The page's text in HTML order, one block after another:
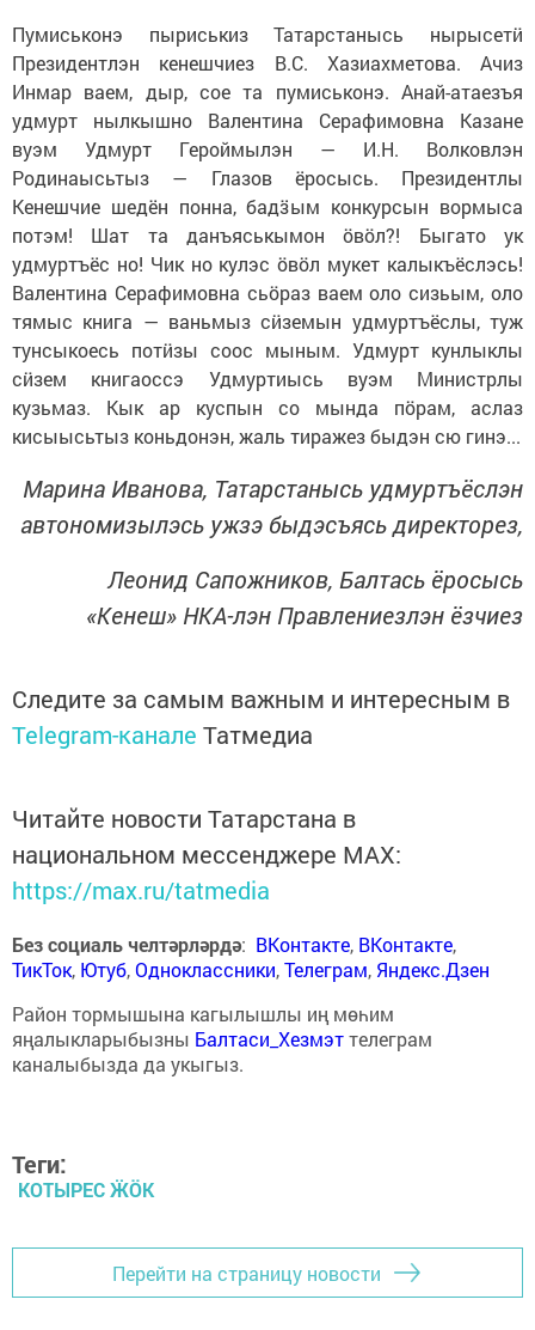
Пумиськонэ пыриськиз Татарстанысь нырысетӥ
Президентлэн кенешчиез В.С. Хазиахметова. Ачиз
Инмар ваем, дыр, сое та пумиськонэ. Анай-атаезъя
удмурт нылкышно Валентина Серафимовна Казане
вуэм Удмурт Героймылэн — И.Н. Волковлэн
Родинаысьтыз — Глазов ёросысь. Президентлы
Кенешчие шедён понна, бадӟым конкурсын вормыса
потэм! Шат та данъяськымон ӧвӧл?! Быгато ук
удмуртъёс но! Чик но кулэс ӧвӧл мукет калыкъёслэсь!
Валентина Серафимовна сьӧраз ваем оло сизьым, оло
тямыс книга — ваньмыз сӥземын удмуртъёслы, туж
тунсыкоесь потӥзы соос мыным. Удмурт кунлыклы
сӥзем книгаоссэ Удмуртиысь вуэм Министрлы
кузьмаз. Кык ар куспын со мында пӧрам, аслаз
кисыысьтыз коньдонэн, жаль тиражез быдэн сю гинэ...
Марина Иванова, Татарстанысь удмуртъёслэн
автономизылэсь ужзэ быдэсъясь директорез,
Леонид Сапожников, Балтась ёросысь
«Кенеш» НКА-лэн Правлениезлэн ёзчиез
Следите за самым важным и интересным в
Telegram-канале Татмедиа
Читайте новости Татарстана в
национальном мессенджере MАХ:
https://max.ru/tatmedia
Без социаль челтәрләрдә: ВКонтакте, ВКонтакте,
ТикТок, Ютуб,Одноклассники,Телеграм, Яндекс.Дзен
Район тормышына кагылышлы иң мөһим
яңалыкларыбызны Балтаси_Хезмэттелеграм
каналыбызда да укыгыз.
Теги:
КОТЫРЕС ӜӦК
Перейти на страницу новости